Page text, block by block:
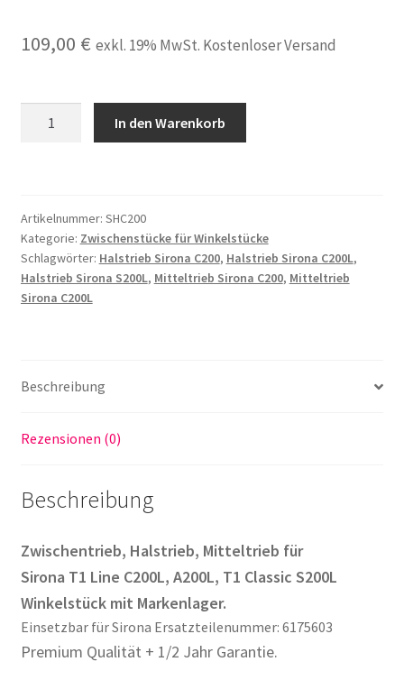
109,00 € exkl. 19% MwSt. Kostenloser Versand
Sirona
T1
Line
C200L,
S200L
In den Warenkorb
Artikelnummer: SHC200
Kategorie: Zwischenstücke für Winkelstücke
Schlagwörter: Halstrieb Sirona C200, Halstrieb Sirona C200L,
Halstrieb Sirona S200L, Mitteltrieb Sirona C200, Mitteltrieb
Sirona C200L
Beschreibung
Rezensionen (0)
Beschreibung
Zwischentrieb, Halstrieb, Mitteltrieb für
Sirona T1 Line C200L, A200L, T1 Classic S200L
Winkelstück mit Markenlager.
Einsetzbar für Sirona Ersatzteilenummer: 6175603
Premium Qualität + 1/2 Jahr Garantie.